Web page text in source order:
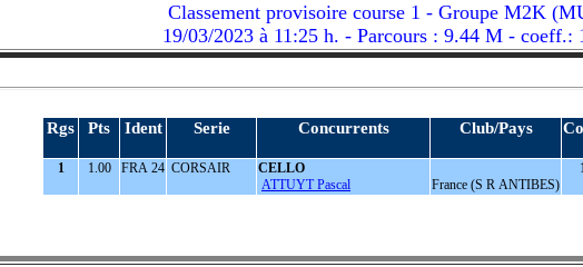
Classement provisoire course 1 - Groupe M2K
19/03/2023 à 11:25 h. - Parcours : 9.44 M - coeff.:
Rgs Pts Ident Serie Concurrents Club/Pays
1 1.00 FRA 24 CORSAIR
CELLO
ATTUYT Pascal
France (S R ANTIBES)